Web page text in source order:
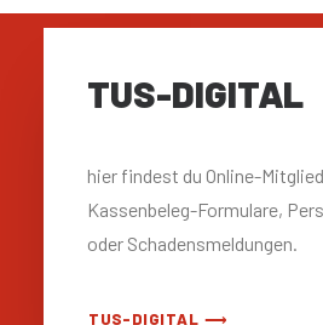
TUS-DIGITAL
hier findest du Online-
Kassenbeleg-Formulare,
oder Schadensmeldungen.
TUS-DIGITAL ⟶